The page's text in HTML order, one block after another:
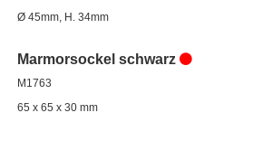
Ø 45mm, H. 34mm
Marmorsockel schwarz
M1763
65 x 65 x 30 mm